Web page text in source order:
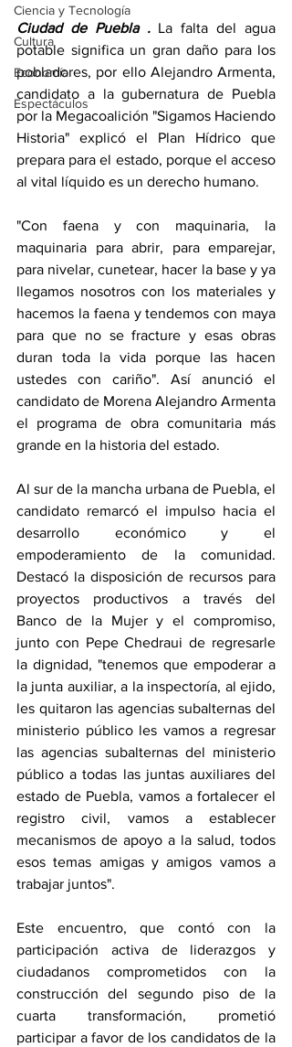
Ciencia y Tecnología
Cultura
Economía
Espectáculos
Ciudad de Puebla . La falta del agua
potable significa un gran daño para los
pobladores, por ello Alejandro Armenta,
candidato a la gubernatura de Puebla
por la Megacoalición "Sigamos Haciendo
Historia" explicó el Plan Hídrico que
prepara para el estado, porque el acceso
al vital líquido es un derecho humano.
"Con faena y con maquinaria, la
maquinaria para abrir, para emparejar,
para nivelar, cunetear, hacer la base y ya
llegamos nosotros con los materiales y
hacemos la faena y tendemos con maya
para que no se fracture y esas obras
duran toda la vida porque las hacen
ustedes con cariño". Así anunció el
candidato de Morena Alejandro Armenta
el programa de obra comunitaria más
grande en la historia del estado.
Al sur de la mancha urbana de Puebla, el
candidato remarcó el impulso hacia el
desarrollo económico y el
empoderamiento de la comunidad.
Destacó la disposición de recursos para
proyectos productivos a través del
Banco de la Mujer y el compromiso,
junto con Pepe Chedraui de regresarle
la dignidad, "tenemos que empoderar a
la junta auxiliar, a la inspectoría, al ejido,
les quitaron las agencias subalternas del
ministerio público les vamos a regresar
las agencias subalternas del ministerio
público a todas las juntas auxiliares del
estado de Puebla, vamos a fortalecer el
registro civil, vamos a establecer
mecanismos de apoyo a la salud, todos
esos temas amigas y amigos vamos a
trabajar juntos".
Este encuentro, que contó con la
participación activa de liderazgos y
ciudadanos comprometidos con la
construcción del segundo piso de la
cuarta transformación, prometió
participar a favor de los candidatos de la